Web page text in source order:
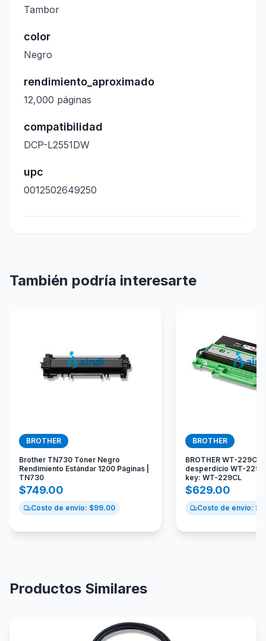
Tambor
color
Negro
rendimiento_aproximado
12,000 páginas
compatibilidad
DCP-L2551DW
upc
0012502649250
También podría interesarte
BROTHER
Brother TN730 Tóner Negro
Rendimiento Estándar 1200 Páginas |
TN730
$749.00
Costo de envío: $99.00
BROTHER
BROTHER WT-229CL
desperdicio WT-
key: WT-229CL
$629.00
Costo de envío: $
Productos Similares